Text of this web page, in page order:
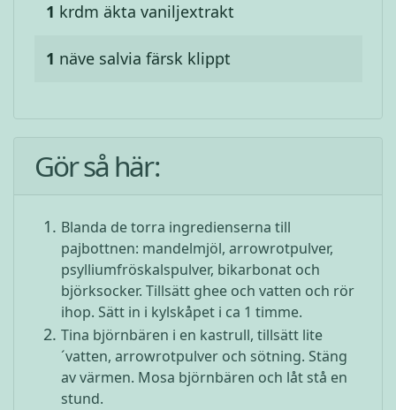
1 krdm äkta vaniljextrakt
1 näve salvia färsk klippt
Gör så här:
Blanda de torra ingredienserna till
pajbottnen: mandelmjöl, arrowrotpulver,
psylliumfröskalspulver, bikarbonat och
björksocker. Tillsätt ghee och vatten och rör
ihop. Sätt in i kylskåpet i ca 1 timme.
Tina björnbären i en kastrull, tillsätt lite
´vatten, arrowrotpulver och sötning. Stäng
av värmen. Mosa björnbären och låt stå en
stund.